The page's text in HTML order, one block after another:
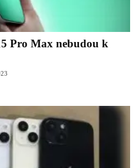
Pro Max nebudou k